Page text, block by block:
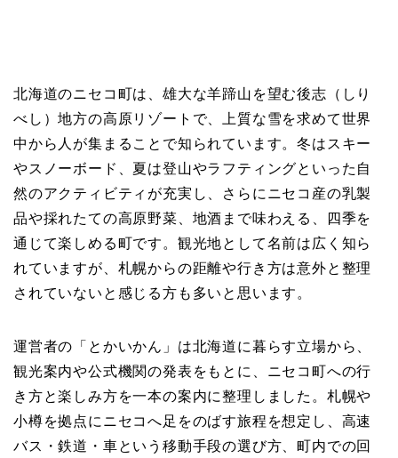
北海道のニセコ町は、雄大な羊蹄山を望む後志（しり
べし）地方の高原リゾートで、上質な雪を求めて世界
中から人が集まることで知られています。冬はスキー
やスノーボード、夏は登山やラフティングといった自
然のアクティビティが充実し、さらにニセコ産の乳製
品や採れたての高原野菜、地酒まで味わえる、四季を
通じて楽しめる町です。観光地として名前は広く知ら
れていますが、札幌からの距離や行き方は意外と整理
されていないと感じる方も多いと思います。
運営者の「とかいかん」は北海道に暮らす立場から、
観光案内や公式機関の発表をもとに、ニセコ町への行
き方と楽しみ方を一本の案内に整理しました。札幌や
小樽を拠点にニセコへ足をのばす旅程を想定し、高速
バス・鉄道・車という移動手段の選び方、町内での回